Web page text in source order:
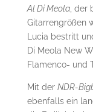
Al Di Meola, der
Gitarrengrößen
Lucia bestritt
Di Meola New
Flamenco- und
Mit der NDR-
ebenfalls ein